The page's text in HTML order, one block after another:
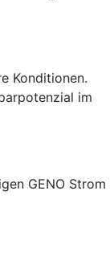
Konditionen.
im
GENO Strom